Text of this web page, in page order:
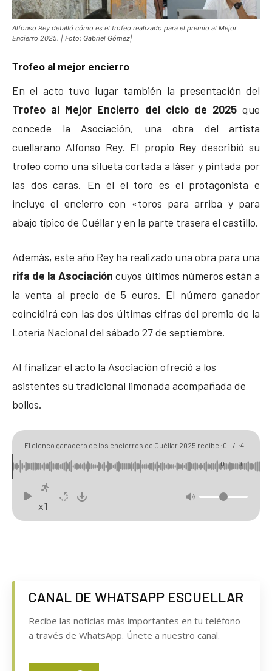
Alfonso Rey detalló cómo es el trofeo realizado para el premio al Mejor
Encierro 2025. | Foto: Gabriel Gómez|
Trofeo al mejor encierro
En el acto tuvo lugar también la presentación del
Trofeo al Mejor Encierro del ciclo de 2025que
concede la Asociación, una obra del artista
cuellarano Alfonso Rey. El propio Rey describió su
trofeo como una silueta cortada a láser y pintada por
las dos caras. En él el toro es el protagonista e
incluye el encierro con «toros para arriba y para
abajo típico de Cuéllar y en la parte trasera el castillo.
Además, este año Rey ha realizado una obra para una
rifa de la Asociación cuyos últimos números están a
la venta al precio de 5 euros. El número ganador
coincidirá con las dos últimas cifras del premio de la
Lotería Nacional del sábado 27 de septiembre.
Al finalizar el acto la Asociación ofreció a los
asistentes su tradicional limonada acompañada de
bollos.
El elenco ganadero de los encierros de Cuéllar 2025 recibe
el 'aprobado' de corredores y aficionados
:0
0
/ :4
0
x1
CANAL DE WHATSAPP ESCUELLAR
Recibe las noticias más importantes en tu teléfono
a través de WhatsApp. Únete a nuestro canal.